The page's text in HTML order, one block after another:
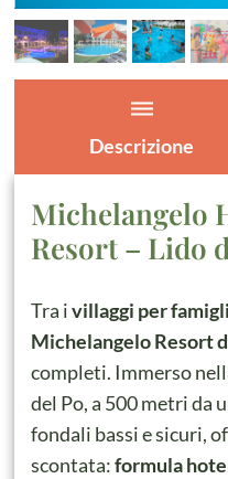
dehaze
Descrizione
Michelangelo
Resort – Lido
Tra ivillaggi per
Michelangelo Resort
completi. Immerso
del Po, a 500 metri da
fondali bassi e sicuri,
scontata:formula